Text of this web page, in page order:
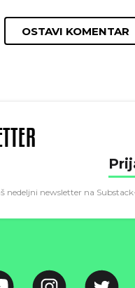
OSTAVI KOMENTAR
nedeljni newsletter na